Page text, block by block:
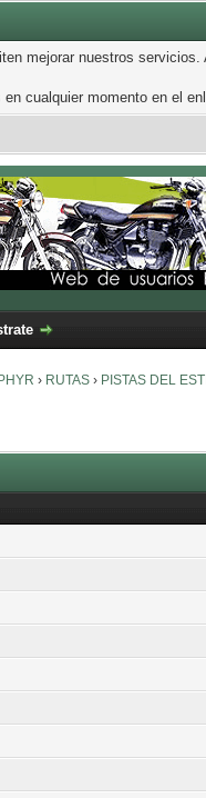
mejorar nuestros
cualquier momento en el
› RUTAS › PISTAS DEL